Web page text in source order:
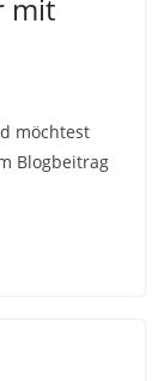
mit
möchtest
Blogbeitrag